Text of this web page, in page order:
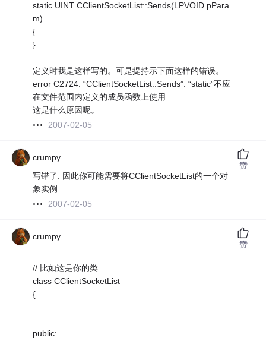
static UINT CClientSocketList::Sends(LPVOID pPara
m)
{
}
定义时我是这样写的。可是提持示下面这样的错误。
error C2724: “CClientSocketList::Sends”: “static”不应
在文件范围内定义的成员函数上使用
这是什么原因呢。
2007-02-05
crumpy
写错了: 因此你可能需要将CClientSocketList的一个对
象实例
2007-02-05
赞
crumpy
// 比如这是你的类
class CClientSocketList
{
.....
public:
赞